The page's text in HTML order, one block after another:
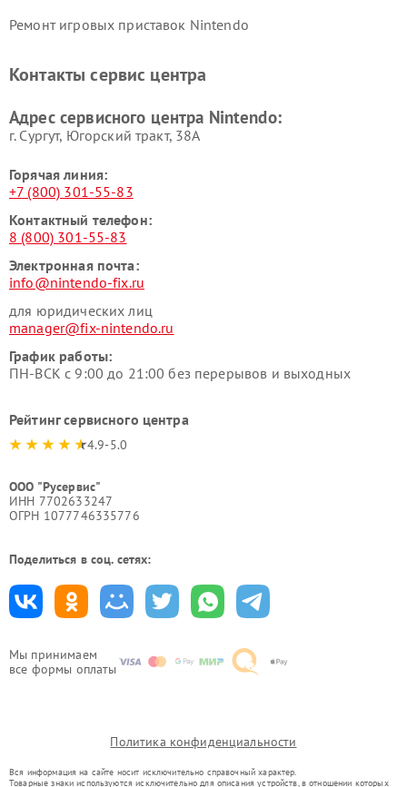
Мы принимаем
все формы оплаты
Ремонт игровых приставок Nintendo
Контакты сервис центра
Адрес сервисного центра Nintendo:
г. Сургут, Югорский тракт, 38А
Горячая линия:
+7 (800) 301-55-83
Контактный телефон:
8 (800) 301-55-83
Электронная почта:
info@nintendo-fix.ru
для юридических лиц
manager@fix-nintendo.ru
График работы:
ПН-ВСК с 9:00 до 21:00 без перерывов и выходных
Рейтинг сервисного центра
4.9-5.0
ООО "Русервис"
ИНН 7702633247
ОГРН 1077746335776
Поделиться в соц. сетях:
Политика конфиденциальности
Вся информация на сайте носит исключительно справочный характер.
Товарные знаки используются исключительно для описания устройств, в отношении которых